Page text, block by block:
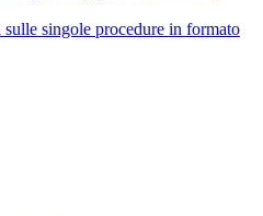
singole procedure in formato